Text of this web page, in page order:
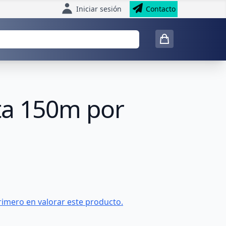
Iniciar sesión Contacto
150m por
en valorar este producto.